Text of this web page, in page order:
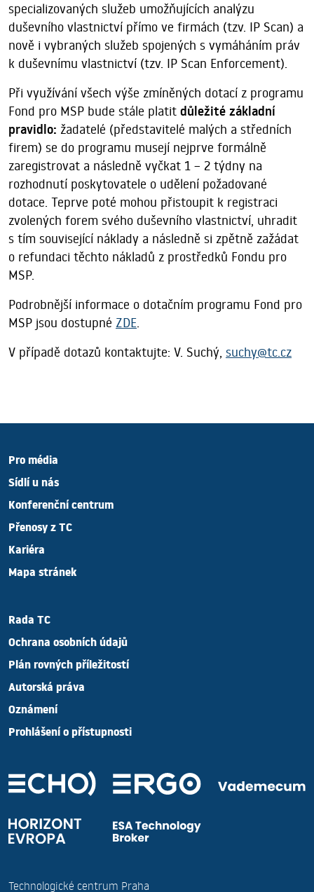
specializovaných služeb umožňujících analýzu
duševního vlastnictví přímo ve firmách (tzv. IP Scan) a
nově i vybraných služeb spojených s vymáháním práv
k duševnímu vlastnictví (tzv. IP Scan Enforcement).
Při využívání všech výše zmíněných dotací z programu
Fond pro MSP bude stále platit důležité základní
pravidlo: žadatelé (představitelé malých a středních
firem) se do programu musejí nejprve formálně
zaregistrovat a následně vyčkat 1 – 2 týdny na
rozhodnutí poskytovatele o udělení požadované
dotace. Teprve poté mohou přistoupit k registraci
zvolených forem svého duševního vlastnictví, uhradit
s tím související náklady a následně si zpětně zažádat
o refundaci těchto nákladů z prostředků Fondu pro
MSP.
Podrobnější informace o dotačním programu Fond pro
MSP jsou dostupné ZDE.
V případě dotazů kontaktujte: V. Suchý, suchy@tc.cz
Pro média
Sídlí u nás
Konferenční centrum
Přenosy z TC
Kariéra
Mapa stránek
Rada TC
Ochrana osobních údajů
Plán rovných příležitostí
Autorská práva
Oznámení
Prohlášení o přístupnosti
Technologické centrum Praha